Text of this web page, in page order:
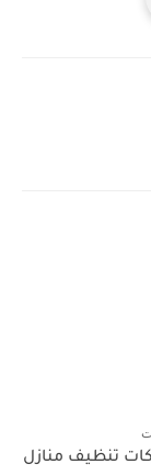
9 شركات تنظيف منازل